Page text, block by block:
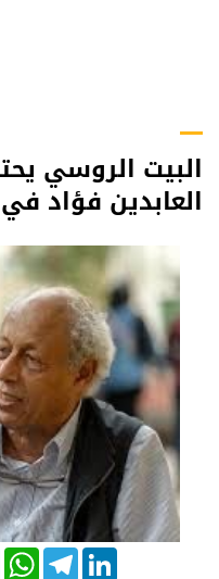
البيت الروسي
العابدين فؤاد
W
h
T
e
L
i